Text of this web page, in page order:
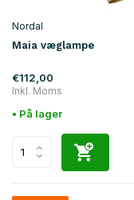
Nordal
Maia væglampe
€112,00
Inkl. Moms
• På lager